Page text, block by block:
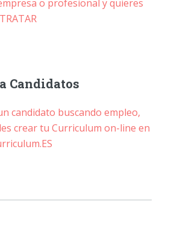
o profesional y quieres
Candidatos
candidato buscando empleo,
crear tu Curriculum on-line en